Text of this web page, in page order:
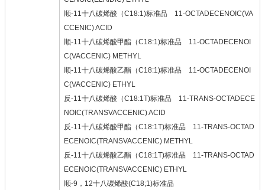
顺-11十八碳烯酸（C18:1)标准品 11-OCTADECENOIC(VA
CCENIC) ACID
顺-11十八碳烯酸甲酯（C18:1)标准品 11-OCTADECENOI
C(VACCENIC) METHYL
顺-11十八碳烯酸乙酯（C18:1)标准品 11-OCTADECENOI
C(VACCENIC) ETHYL
反-11十八碳烯酸（C18:1T)标准品 11-TRANS-OCTADECE
NOIC(TRANSVACCENIC) ACID
反-11十八碳烯酸甲酯（C18:1T)标准品 11-TRANS-OCTAD
ECENOIC(TRANSVACCENIC) METHYL
反-11十八碳烯酸乙酯（C18:1T)标准品 11-TRANS-OCTAD
ECENOIC(TRANSVACCENIC) ETHYL
顺-9，12十八碳烯酸(C18;1)标准品